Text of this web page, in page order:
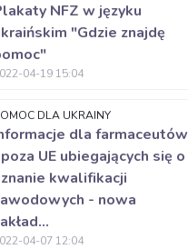
NFZ w języku
"Gdzie znajdę
04-19 15:04
DLA UKRAINY
dla farmaceutów
UE ubiegających się o
kwalifikacji
- nowa
04-07 12:04